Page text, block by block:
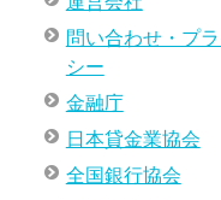
問い合わせ・プ
シー
金融庁
日本貸金業協会
全国銀行協会